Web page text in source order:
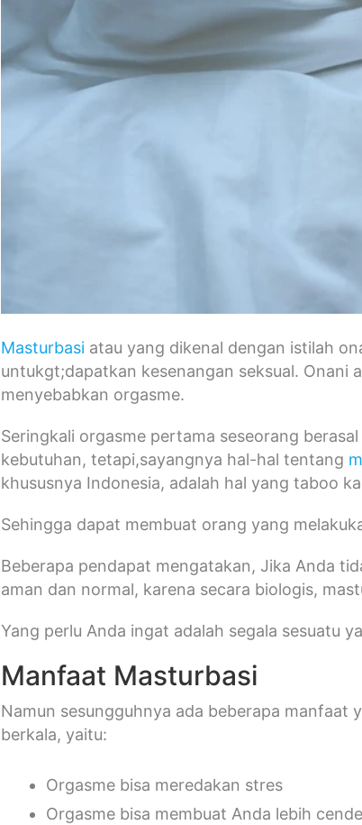
Masturbasi atau yang dikenal dengan istilah
untukgt;dapatkan kesenangan seksual. Onani
menyebabkan orgasme.
Seringkali orgasme pertama seseorang
kebutuhan, tetapi,sayangnya hal-hal tentang
khususnya Indonesia, adalah hal yang taboo
Sehingga dapat membuat orang yang
Beberapa pendapat mengatakan, Jika Anda
aman dan normal, karena secara biologis,
Yang perlu Anda ingat adalah segala sesuatu
Manfaat Masturbasi
Namun sesungguhnya ada beberapa manfaat
berkala, yaitu:
Orgasme bisa meredakan stres
Orgasme bisa membuat Anda lebih